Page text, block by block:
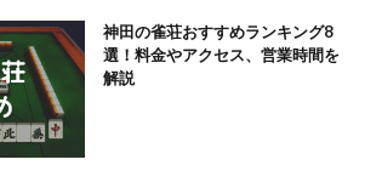
神田の雀荘おすすめランキング8
選！料金やアクセス、営業時間を
解説